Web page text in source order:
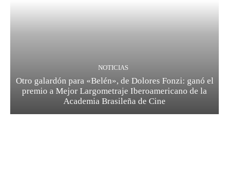
NOTICIAS
Otro galardón para «Belén», de Dolores Fonzi: ganó el
premio a Mejor Largometraje Iberoamericano de la
Academia Brasileña de Cine